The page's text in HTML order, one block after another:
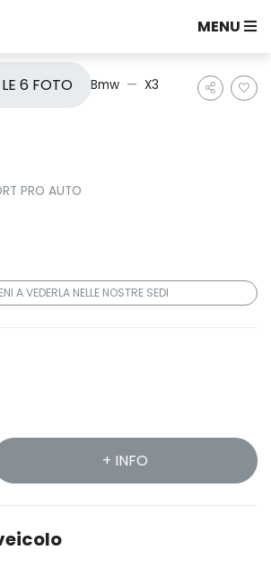
MENU
e Km0 Bmw X3
6 FOTO
PRO AUTO
A VEDERLA NELLE NOSTRE SEDI
+ INFO